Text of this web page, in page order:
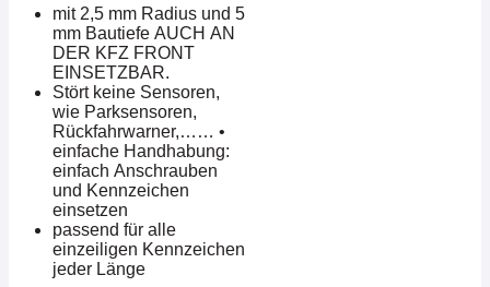
mit 2,5 mm Radius und 5
mm Bautiefe AUCH AN
DER KFZ FRONT
EINSETZBAR.
Stört keine Sensoren,
wie Parksensoren,
Rückfahrwarner,…… •
einfache Handhabung:
einfach Anschrauben
und Kennzeichen
einsetzen
passend für alle
einzeiligen Kennzeichen
jeder Länge